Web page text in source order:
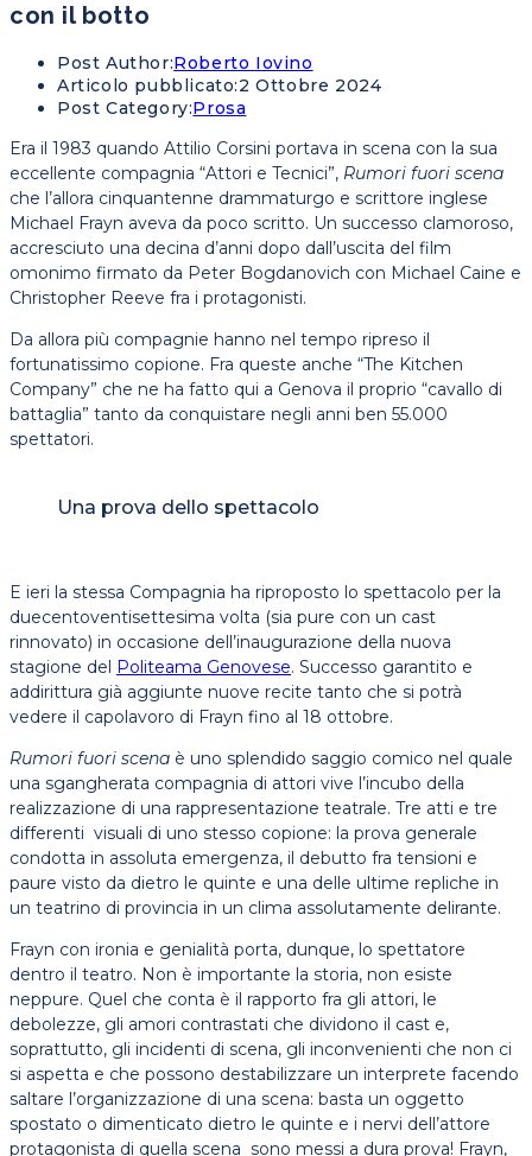
con il botto
Post Author:Roberto Iovino
Articolo pubblicato:2 Ottobre 2024
Post Category:Prosa
Era il 1983 quando Attilio Corsini portava in scena con la sua
eccellente compagnia “Attori e Tecnici”, Rumori fuori scena
che l’allora cinquantenne drammaturgo e scrittore inglese
Michael Frayn aveva da poco scritto. Un successo clamoroso,
accresciuto una decina d’anni dopo dall’uscita del film
omonimo firmato da Peter Bogdanovich con Michael Caine e
Christopher Reeve fra i protagonisti.
Da allora più compagnie hanno nel tempo ripreso il
fortunatissimo copione. Fra queste anche “The Kitchen
Company” che ne ha fatto qui a Genova il proprio “cavallo di
battaglia” tanto da conquistare negli anni ben 55.000
spettatori.
Una prova dello spettacolo
E ieri la stessa Compagnia ha riproposto lo spettacolo per la
duecentoventisettesima volta (sia pure con un cast
rinnovato) in occasione dell’inaugurazione della nuova
stagione del Politeama Genovese. Successo garantito e
addirittura già aggiunte nuove recite tanto che si potrà
vedere il capolavoro di Frayn fino al 18 ottobre.
Rumori fuori scena è uno splendido saggio comico nel quale
una sgangherata compagnia di attori vive l’incubo della
realizzazione di una rappresentazione teatrale. Tre atti e tre
differenti visuali di uno stesso copione: la prova generale
condotta in assoluta emergenza, il debutto fra tensioni e
paure visto da dietro le quinte e una delle ultime repliche in
un teatrino di provincia in un clima assolutamente delirante.
Frayn con ironia e genialità porta, dunque, lo spettatore
dentro il teatro. Non è importante la storia, non esiste
neppure. Quel che conta è il rapporto fra gli attori, le
debolezze, gli amori contrastati che dividono il cast e,
soprattutto, gli incidenti di scena, gli inconvenienti che non ci
si aspetta e che possono destabilizzare un interprete facendo
saltare l’organizzazione di una scena: basta un oggetto
spostato o dimenticato dietro le quinte e i nervi dell’attore
protagonista di quella scena sono messi a dura prova! Frayn,